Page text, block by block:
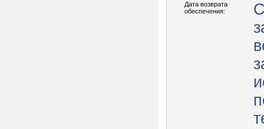
Дата возврата
обеспечения: